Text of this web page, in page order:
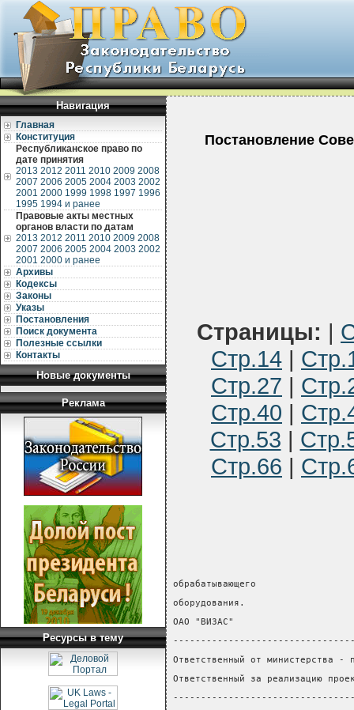
Навигация
Главная
Конституция
Республиканское право по
дате принятия
2013 2012 2011 2010 2009 2008
2007 2006 2005 2004 2003 2002
2001 2000 1999 1998 1997 1996
1995 1994 и ранее
Правовые акты местных
органов власти по датам
2013 2012 2011 2010 2009 2008
2007 2006 2005 2004 2003 2002
2001 2000 и ранее
Архивы
Кодексы
Законы
Указы
Постановления
Поиск документа
Полезные ссылки
Контакты
Новые документы
Реклама
Ресурсы в тему
Постановление
Страницы: |
Стр.14 |
Стр.27 |
Стр.40 |
Стр.53 |
Стр.66 |
обрабатывающего
оборудования.
ОАО "ВИЗАС"
Ответственный от министерства -
Ответственный за реализацию